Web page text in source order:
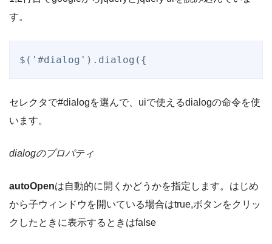
す。
$('#dialog').dialog({
セレクタで#dialogを選んで、uiで使えるdialogの命令を使
います。
dialogのプロパティ
autoOpenは自動的に開くかどうかを指定します。はじめ
から子ウィンドウを開いている場合はtrue,ボタンをクリッ
クしたときに表示するときはfalse